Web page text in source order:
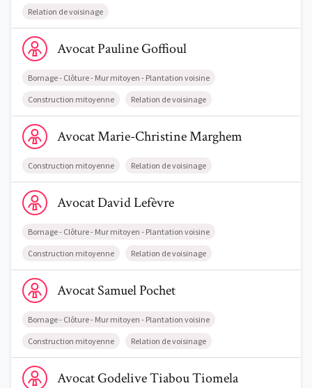
Relation de voisinage
Voir le profil de AvocatPauline Goffioul
AvocatPaulineGoffioul
Bornage - Clôture - Mur mitoyen - Plantation voisine
Construction mitoyenne Relation de voisinage
Voir le profil de AvocatMarie-Christine Marghem
AvocatMarie-ChristineMarghem
Construction mitoyenne Relation de voisinage
Voir le profil de AvocatDavid Lefèvre
AvocatDavidLefèvre
Bornage - Clôture - Mur mitoyen - Plantation voisine
Construction mitoyenne Relation de voisinage
Voir le profil de AvocatSamuel Pochet
AvocatSamuelPochet
Bornage - Clôture - Mur mitoyen - Plantation voisine
Construction mitoyenne Relation de voisinage
Voir le profil de AvocatGodelive Tiabou Tiomela
AvocatGodeliveTiabou Tiomela